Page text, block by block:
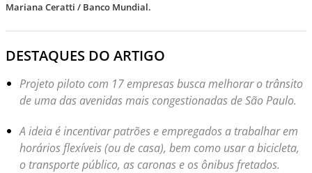
Mariana Ceratti / Banco Mundial.
DESTAQUES DO ARTIGO
Projeto piloto com 17 empresas busca melhorar o trânsito
de uma das avenidas mais congestionadas de São Paulo.
A ideia é incentivar patrões e empregados a trabalhar em
horários flexíveis (ou de casa), bem como usar a bicicleta,
o transporte público, as caronas e os ônibus fretados.